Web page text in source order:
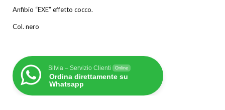
Anfibio “EXE” effetto cocco.
Col. nero
Silvia – Servizio Clienti Online
Ordina direttamente su
Whatsapp